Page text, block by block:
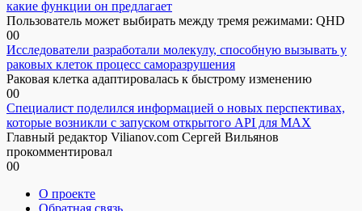
какие функции он предлагает
Пользователь может выбирать между тремя режимами: QHD
00
Исследователи разработали молекулу, способную вызывать у
раковых клеток процесс саморазрушения
Раковая клетка адаптировалась к быстрому изменению
00
Специалист поделился информацией о новых перспективах,
которые возникли с запуском открытого API для МАХ
Главный редактор Vilianov.com Сергей Вильянов
прокомментировал
00
О проекте
Обратная связь